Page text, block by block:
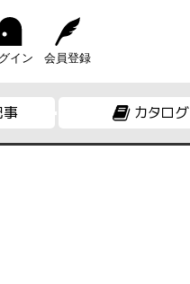
イン 会員登録
事 カタログ